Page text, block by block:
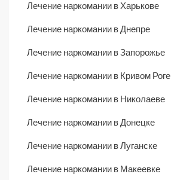
Лечение наркомании в Харькове
Лечение наркомании в Днепре
Лечение наркомании в Запорожье
Лечение наркомании в Кривом Роге
Лечение наркомании в Николаеве
Лечение наркомании в Донецке
Лечение наркомании в Луганске
Лечение наркомании в Макеевке